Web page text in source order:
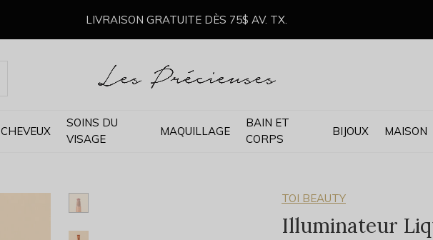
CHEVEUX
SOINS DU
VISAGE
MAQUILLAGE
BAIN ET
CORPS
BIJOUX MAISON
LIVRAISON GRATUITE DÈS 75$ AV. TX.
TOI BEAUTY
Illuminateur